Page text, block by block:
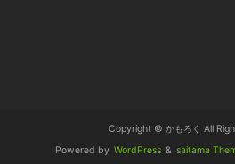
Copyright © かもろぐ All
Powered by WordPress & saitama